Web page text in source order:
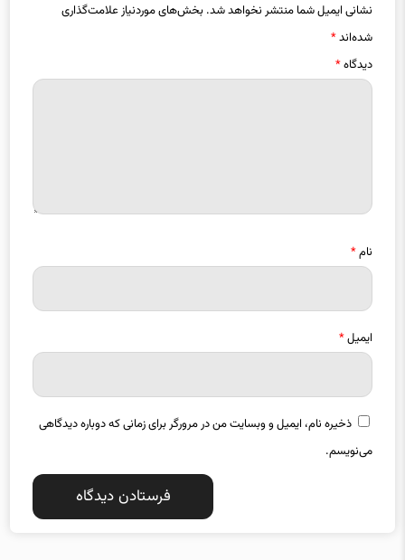
شده‌اند*
دیدگاه*
ایمیل*
ذخیره نام، ایمیل و وبسایت من در مرورگر برای زمانی که دوباره دیدگاهی
می‌نویسم.